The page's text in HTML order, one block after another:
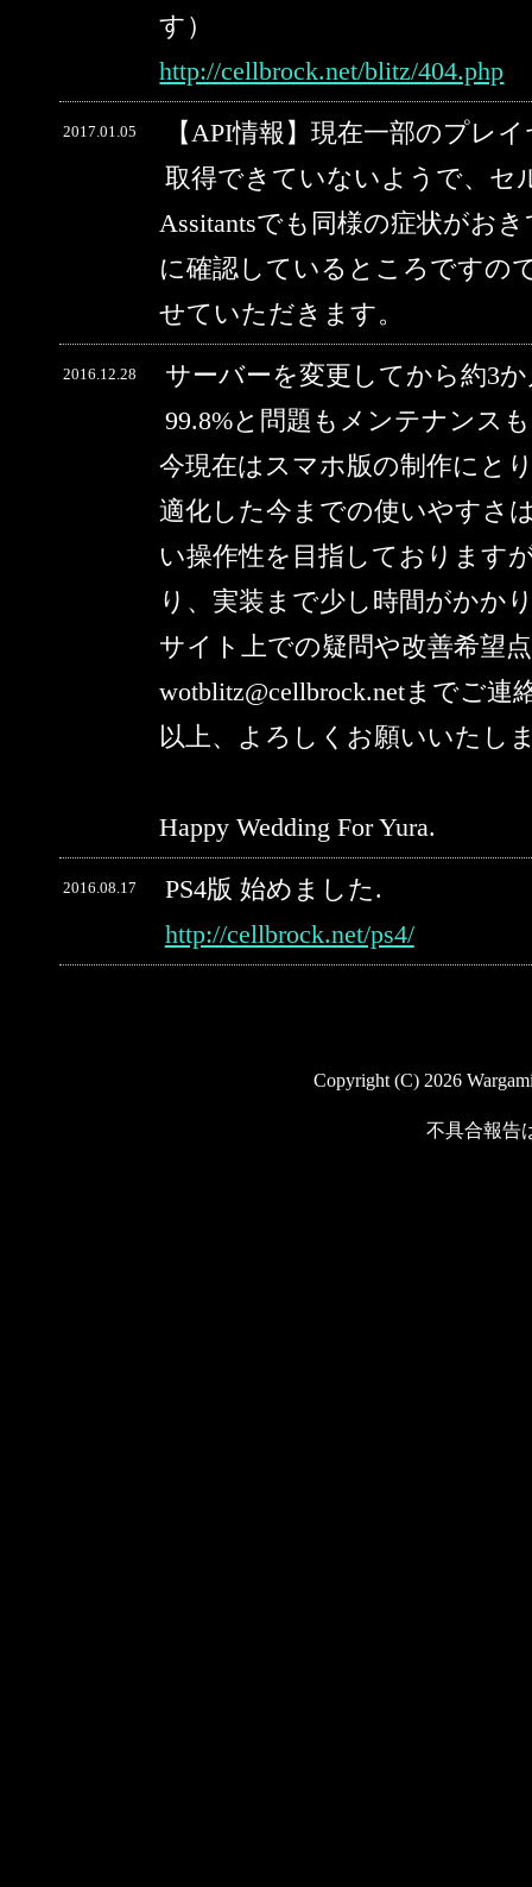
す）
http://cellbrock.net/blitz/404.php
2017.01.05
【API情報】現在一部のプレ
取得できていないようで、セ
Assitantsでも同様の症状がお
に確認しているところですの
せていただきます。
2016.12.28
サーバーを変更してから約3
99.8%と問題もメンテナンス
今現在はスマホ版の制作にと
適化した今までの使いやすさ
い操作性を目指しております
り、実装まで少し時間がかか
サイト上での疑問や改善希望
wotblitz@cellbrock.netまでご連
以上、よろしくお願いいたし
Happy Wedding For Yura.
2016.08.17
PS4版 始めました.
http://cellbrock.net/ps4/
Copyright (C) 2026
不具合報告